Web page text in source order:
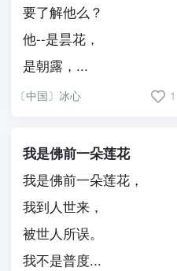
要了解他么？
他--是昙花，
是朝露，...
〔中国〕冰心 1
我是佛前一朵莲花
我是佛前一朵莲花，
我到人世来，
被世人所误。
我不是普度...